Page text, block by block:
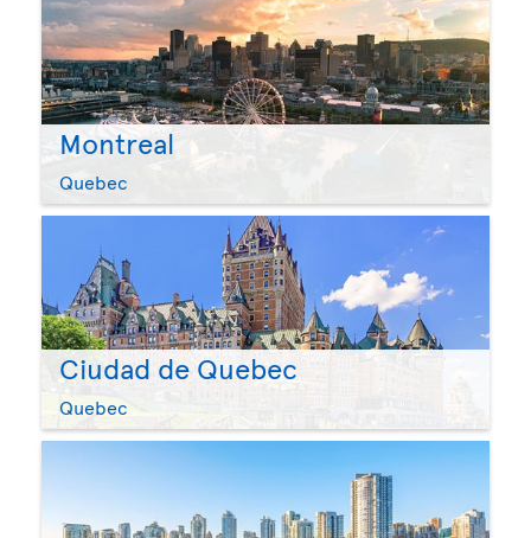
Montreal
Quebec
Ciudad de Quebec
Quebec